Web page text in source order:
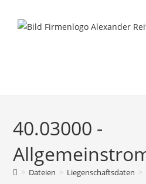
Inhalt
40.03000 -
> Dateien > Liegenschaftsdaten >